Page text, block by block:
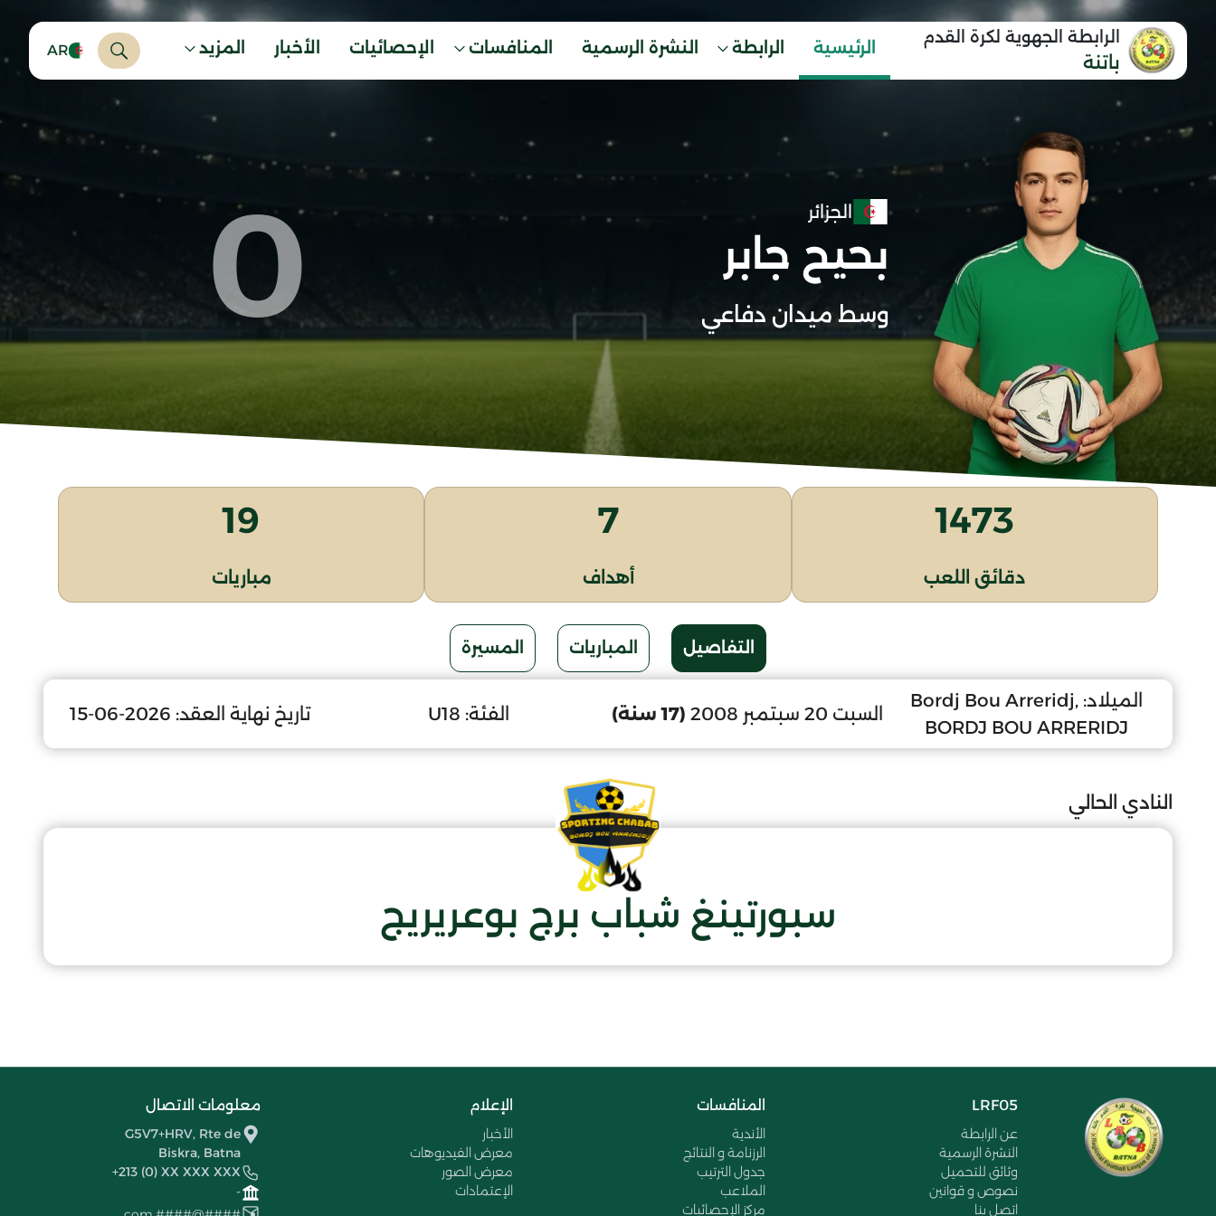
الرابطة الجهوية لكرة القدم
باتنة
الرئيسية الرابطة النشرة الرسمية المنافسات الإحصائيات الأخبار المزيد AR
الجزائر
بحيح جابر
وسط ميدان دفاعي 0
1473
دقائق اللعب
7
أهداف
19
مباريات
التفاصيل المباريات المسيرة
الميلاد: Bordj Bou Arreridj,
BORDJ BOU ARRERIDJ
السبت 20 سبتمبر 2008 (17 سنة) الفئة: U18 تاريخ نهاية العقد: 2026-06-15
النادي الحالي
سبورتينغ شباب برج بوعريريج
LRF05
عن الرابطة
النشرة الرسمية
وثائق للتحميل
نصوص و قوانين
اتصل بنا
المنافسات
الأندية
الرزنامة و النتائج
جدول الترتيب
الملاعب
مركز الإحصائيات
الإعلام
الأخبار
معرض الفيديوهات
معرض الصور
الإعتمادات
معلومات الاتصال
G5V7+HRV, Rte de
Biskra, Batna
+213 (0) XX XXX XXX
-